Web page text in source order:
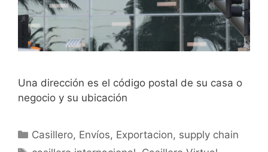
Una dirección es el código postal de su casa o
negocio y su ubicación
Casillero, Envíos, Exportacion, supply chain